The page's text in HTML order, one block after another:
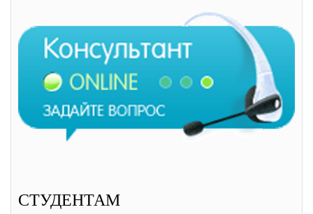
СТУДЕНТАМ